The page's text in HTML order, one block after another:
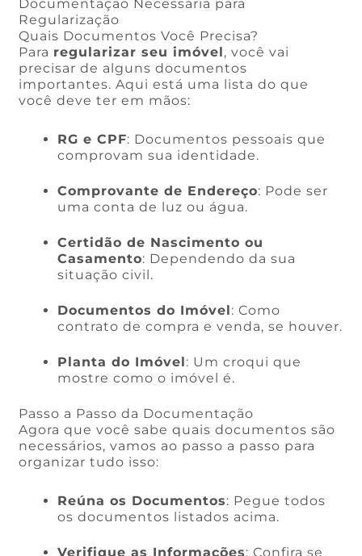
Documentação Necessária para
Regularização
Quais Documentos Você Precisa?
Para regularizar seu imóvel, você vai
precisar de alguns documentos
importantes. Aqui está uma lista do que
você deve ter em mãos:
RG e CPF: Documentos pessoais que
comprovam sua identidade.
Comprovante de Endereço: Pode ser
uma conta de luz ou água.
Certidão de Nascimento ou
Casamento: Dependendo da sua
situação civil.
Documentos do Imóvel: Como
contrato de compra e venda, se houver.
Planta do Imóvel: Um croqui que
mostre como o imóvel é.
Passo a Passo da Documentação
Agora que você sabe quais documentos são
necessários, vamos ao passo a passo para
organizar tudo isso:
Reúna os Documentos: Pegue todos
os documentos listados acima.
Verifique as Informações: Confira se